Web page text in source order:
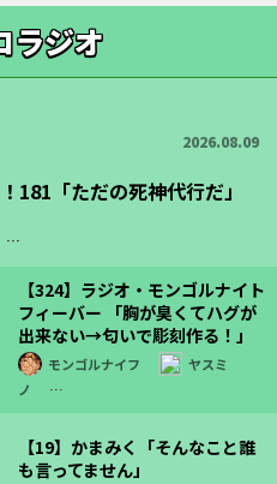
ラジオ
2026.08.09
181「ただの死神代行だ」
…
【324】ラジオ・モンゴルナイト
フィーバー 「胸が臭くてハグが
出来ない→匂いで彫刻作る！」
モンゴルナイフ
ヤスミ
ノ
…
【19】かまみく「そんなこと誰
も言ってません」